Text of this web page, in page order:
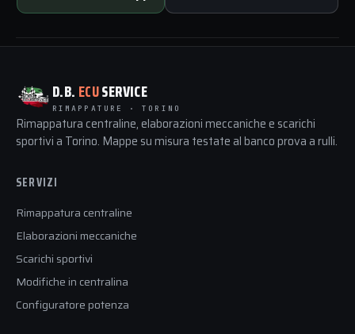
D.B. ECUSERVICE
RIMAPPATURE · TORINO
Rimappatura centraline, elaborazioni meccaniche e scarichi
sportivi a Torino. Mappe su misura testate al banco prova a rulli.
SERVIZI
Rimappatura centraline
Elaborazioni meccaniche
Scarichi sportivi
Modifiche in centralina
Configuratore potenza